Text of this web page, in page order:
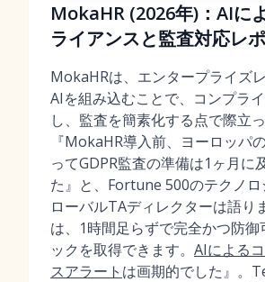
MokaHR (2026年)：AIに
ライアンスと監査対応レ
MokaHRは、エンタープライズ
AIを組み込むことで、コンプラ
し、監査を簡素化する点で際立っ
『MokaHR導入前、ヨーロッパ
ってGDPR監査の準備は1ヶ月に
た』と、Fortune 500のテクノ
ローバルTAディレクターは語り
は、1時間足らずで完全かつ防
ックを取得できます。 AIによる
スアラート は画期的でした』。